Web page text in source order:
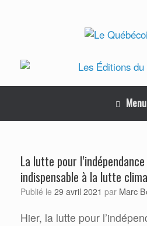
Menu
La lutte pour
indispensable à la lutte
Publié le 29 avril 2021 par Marc
Hier, la lutte pour